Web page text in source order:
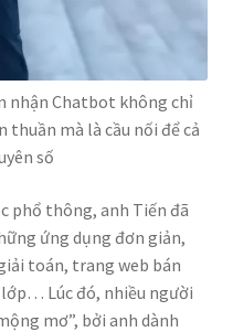
nhận Chatbot không chỉ
mà là cầu nối để cả
số
phổ thông, anh Tiến đã
ứng dụng đơn giản,
toán, trang web bán
Lúc đó, nhiều người
mơ”, bởi anh dành